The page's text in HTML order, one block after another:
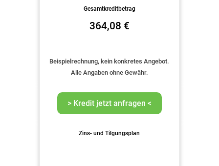
Gesamtkreditbetrag
364,08 €
Beispielrechnung, kein konkretes Angebot.
Alle Angaben ohne Gewähr.
Zins- und Tilgungsplan